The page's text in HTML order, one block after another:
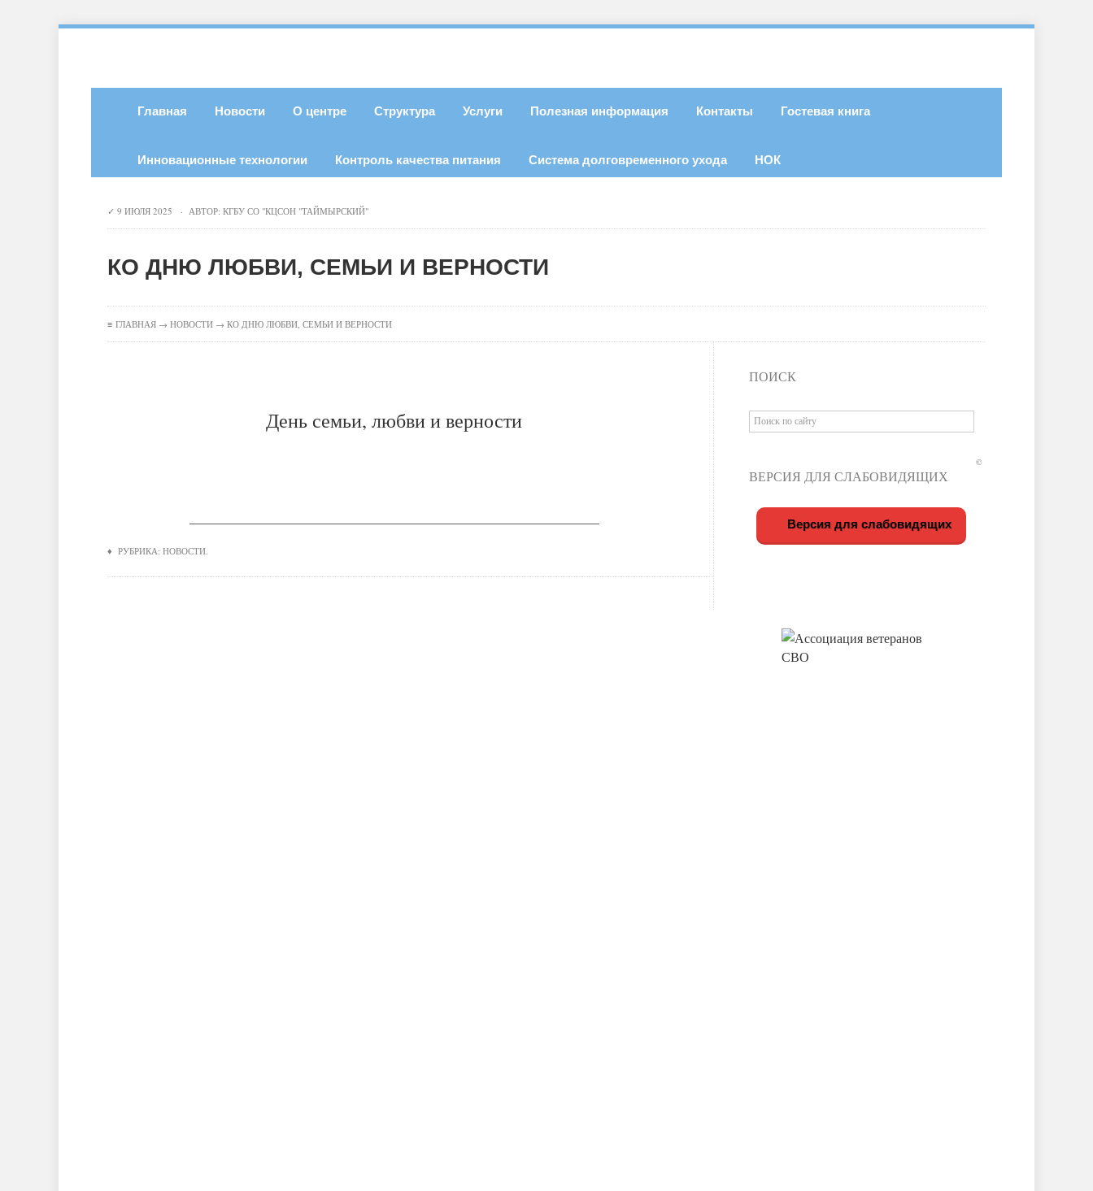
Главная Новости О центре Структура Услуги Полезная информация Контакты Гостевая книга
Инновационные технологии Контроль качества питания Система долговременного ухода НОК
9 ИЮЛЯ 2025 · АВТОР: КГБУ СО "КЦСОН "ТАЙМЫРСКИЙ"
КО ДНЮ ЛЮБВИ, СЕМЬИ И ВЕРНОСТИ
≡ ГЛАВНАЯ → НОВОСТИ → КО ДНЮ ЛЮБВИ, СЕМЬИ И ВЕРНОСТИ
День семьи, любви и верности
♦ РУБРИКА: НОВОСТИ.
ПОИСК
ВЕРСИЯ ДЛЯ СЛАБОВИДЯЩИХ
Версия для слабовидящих
©